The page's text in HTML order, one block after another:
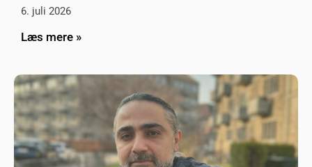
6. juli 2026
Læs mere »